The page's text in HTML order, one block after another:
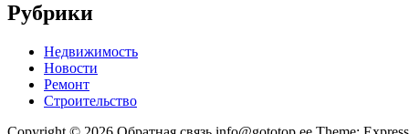
Рубрики
Недвижимость
Новости
Ремонт
Строительство